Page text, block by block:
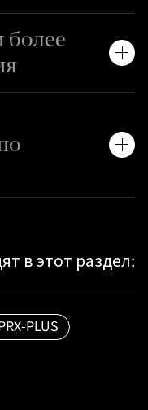
более
в этот раздел:
PLUS